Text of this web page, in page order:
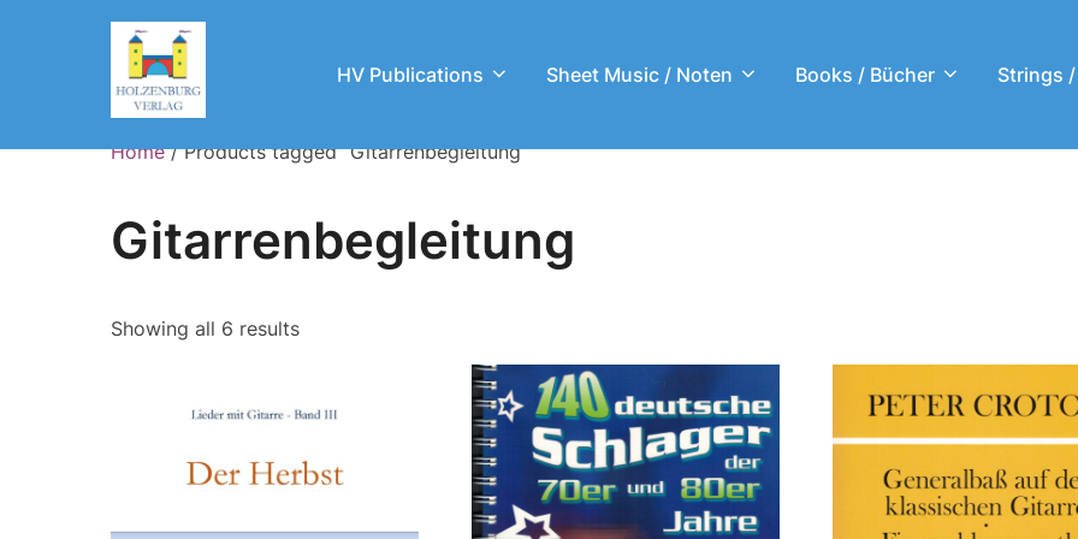
HV Publications Sheet Music / Noten Books / Bücher Strings
Home/ Products tagged “Gitarrenbegleitung”
Gitarrenbegleitung
Showing all 6 results